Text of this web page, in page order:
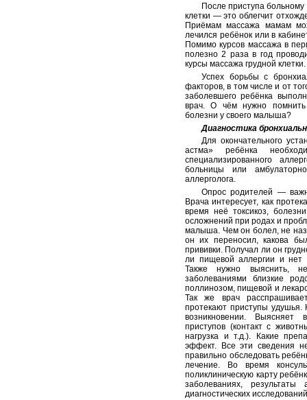
После приступа
клетки — это облегчит
Приёмам массажа мамам
лечился ребёнок или в
Помимо курсов массажа в
полезно 2 раза в год
курсы массажа грудной клетки.
Успех борьбы с
факторов, в том числе и от
заболевшего ребёнка
врач. О чём нужно помнить
болезни у своего малыша?
Диагностика
Для окончательного
астма» ребёнка
специализированного
больницы или
аллерголога.
Опрос родителей —
Врача интересует, как
время неё токсикоз,
осложнений при родах и
малыша. Чем он болел, не
он их переносил, какова
прививки. Получал ли он
ли пищевой аллергии и нет
Также нужно выяснить,
заболеваниями близкие
поллинозом, пищевой и
Так же врач
протекают приступы удушья.
возникновении.
приступов (контакт с
нагрузка и т.д.). Какие
эффект. Все эти сведения
правильно обследовать
лечение. Во время
поликлиническую карту
заболеваниях,
диагностических